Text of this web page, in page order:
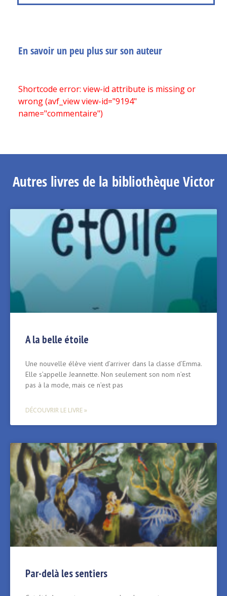
En savoir un peu plus sur son auteur
Shortcode error: view-id attribute is missing or
wrong (avf_view view-id="9194"
name="commentaire")
Autres livres de la bibliothèque Victor
A la belle étoile
Une nouvelle élève vient d’arriver dans la classe d’Emma.
Elle s’appelle Jeannette. Non seulement son nom n’est
pas à la mode, mais ce n’est pas
DÉCOUVRIR LE LIVRE »
Par-delà les sentiers